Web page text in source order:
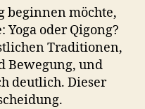
beginnen möchte,
Yoga oder Qigong?
Traditionen,
Bewegung, und
deutlich. Dieser